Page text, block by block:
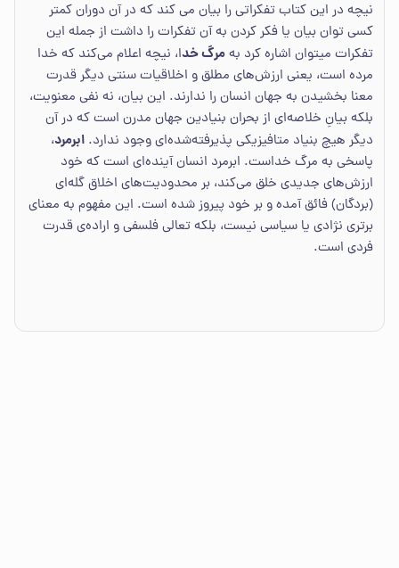
نیچه در این کتاب تفکراتی را بیان می کند که در آن دوران کمتر
کسی توان بیان یا فکر کردن به آن تفکرات را داشت از جمله این
تفکرات میتوان اشاره کرد بهمرگ خدا، نیچه اعلام می‌کند که خدا
مرده است، یعنی ارزش‌های مطلق و اخلاقیات سنتی دیگر قدرت
معنا بخشیدن به جهان انسان را ندارند. این بیان، نه نفی معنویت،
بلکه بیانِ خلاصه‌ای از بحران بنیادین جهان مدرن است که در آن
دیگر هیچ بنیاد متافیزیکی پذیرفته‌شده‌ای وجود ندارد. ابرمرد،
پاسخی به مرگ خداست. ابرمرد انسان آینده‌ای است که خود
ارزش‌های جدیدی خلق می‌کند، بر محدودیت‌های اخلاق گله‌ای
(بردگان) فائق آمده و بر خود پیروز شده است. این مفهوم به معنای
برتری نژادی یا سیاسی نیست، بلکه تعالی فلسفی و اراده‌ی قدرت
فردی است.